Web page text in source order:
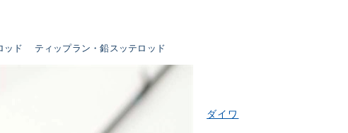
ッド ティップラン・鉛スッテロッド
ダイワ